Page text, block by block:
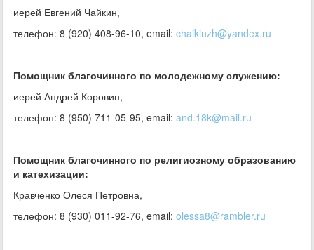
иерей Евгений Чайкин,
телефон: 8 (920) 408-96-10, email: chaikinzh@yandex.ru
Помощник благочинного по молодежному служению:
иерей Андрей Коровин,
телефон: 8 (950) 711-05-95, email: and.18k@mail.ru
Помощник благочинного по религиозному образованию
и катехизации:
Кравченко Олеся Петровна,
телефон: 8 (930) 011-92-76, email: olessa8@rambler.ru